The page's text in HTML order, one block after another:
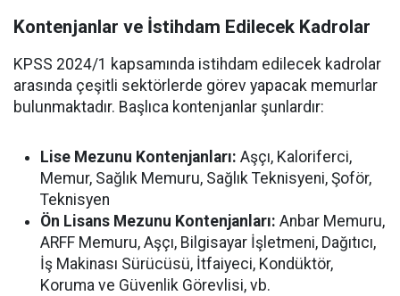
Kontenjanlar ve İstihdam Edilecek Kadrolar
KPSS 2024/1 kapsamında istihdam edilecek kadrolar
arasında çeşitli sektörlerde görev yapacak memurlar
bulunmaktadır. Başlıca kontenjanlar şunlardır:
Lise Mezunu Kontenjanları: Aşçı, Kaloriferci,
Memur, Sağlık Memuru, Sağlık Teknisyeni, Şoför,
Teknisyen
Ön Lisans Mezunu Kontenjanları: Anbar Memuru,
ARFF Memuru, Aşçı, Bilgisayar İşletmeni, Dağıtıcı,
İş Makinası Sürücüsü, İtfaiyeci, Kondüktör,
Koruma ve Güvenlik Görevlisi, vb.